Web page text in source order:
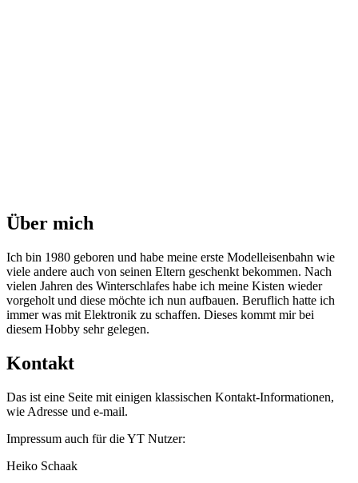
Über mich
Ich bin 1980 geboren und habe meine erste Modelleisenbahn wie
viele andere auch von seinen Eltern geschenkt bekommen. Nach
vielen Jahren des Winterschlafes habe ich meine Kisten wieder
vorgeholt und diese möchte ich nun aufbauen. Beruflich hatte ich
immer was mit Elektronik zu schaffen. Dieses kommt mir bei
diesem Hobby sehr gelegen.
Kontakt
Das ist eine Seite mit einigen klassischen Kontakt-Informationen,
wie Adresse und e-mail.
Impressum auch für die YT Nutzer:
Heiko Schaak